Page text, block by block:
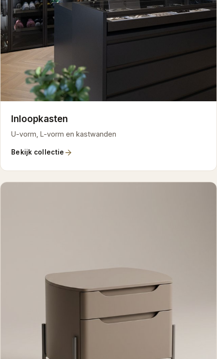
Inloopkasten
U-vorm, L-vorm en kastwanden
Bekijk collectie